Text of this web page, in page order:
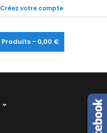
Créez votre compte
Produits - 0,00 €